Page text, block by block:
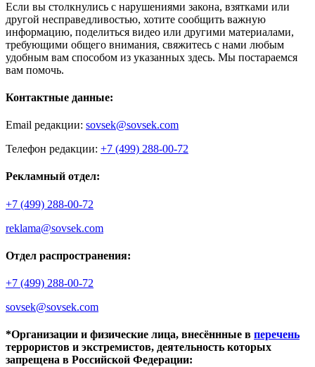
Если вы столкнулись с нарушениями закона, взятками или
другой несправедливостью, хотите сообщить важную
информацию, поделиться видео или другими материалами,
требующими общего внимания, свяжитесь с нами любым
удобным вам способом из указанных здесь. Мы постараемся
вам помочь.
Контактные данные:
Email редакции: sovsek@sovsek.com
Телефон редакции: +7 (499) 288-00-72
Рекламный отдел:
+7 (499) 288-00-72
reklama@sovsek.com
Отдел распространения:
+7 (499) 288-00-72
sovsek@sovsek.com
*Организации и физические лица, внесённные в перечень
террористов и экстремистов, деятельность которых
запрещена в Российской Федерации: